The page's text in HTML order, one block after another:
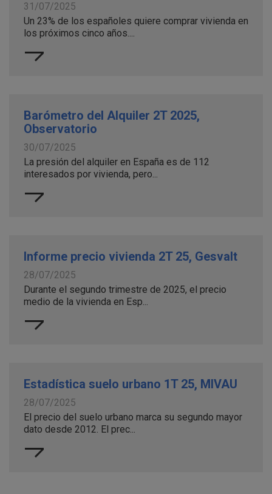
31/07/2025
Un 23% de los españoles quiere comprar vivienda en
los próximos cinco años....
Barómetro del Alquiler 2T 2025,
Observatorio
30/07/2025
La presión del alquiler en España es de 112
interesados por vivienda, pero...
Informe precio vivienda 2T 25, Gesvalt
28/07/2025
Durante el segundo trimestre de 2025, el precio
medio de la vivienda en Esp...
Estadística suelo urbano 1T 25, MIVAU
28/07/2025
El precio del suelo urbano marca su segundo mayor
dato desde 2012. El prec...